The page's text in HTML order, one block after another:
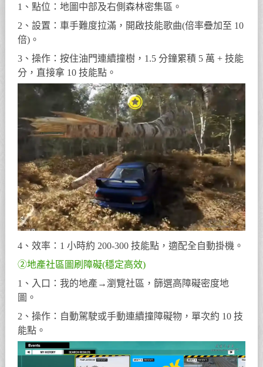
1、點位：地圖中部及右側森林密集區。
2、設置：車手難度拉滿，開啟技能歌曲(倍率疊加至 10
倍)。
3、操作：按住油門連續撞樹，1.5 分鐘累積 5 萬 + 技能
分，直接拿 10 技能點。
4、效率：1 小時約 200-300 技能點，適配全自動掛機。
②地產社區圖刷障礙(穩定高效)
1、入口：我的地產→瀏覽社區，篩選高障礙密度地
圖。
2、操作：自動駕駛或手動連續撞障礙物，單次約 10 技
能點。